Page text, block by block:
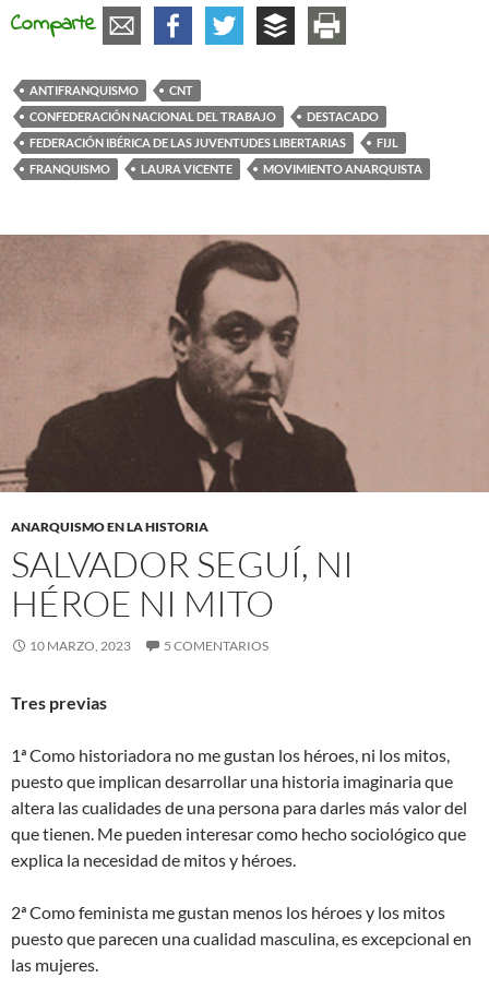
Comparte
ANTIFRANQUISMO
CNT
CONFEDERACIÓN NACIONAL DEL TRABAJO
DESTACADO
FEDERACIÓN IBÉRICA DE LAS JUVENTUDES LIBERTARIAS
FIJL
FRANQUISMO
LAURA VICENTE MOVIMIENTO ANARQUISTA
ANARQUISMO EN LA HISTORIA
SALVADOR SEGUÍ, NI
HÉROE NI MITO
10 MARZO, 2023 5 COMENTARIOS
Tres previas
1ª Como historiadora no me gustan los héroes, ni los mitos,
puesto que implican desarrollar una historia imaginaria que
altera las cualidades de una persona para darles más valor del
que tienen. Me pueden interesar como hecho sociológico que
explica la necesidad de mitos y héroes.
2ª Como feminista me gustan menos los héroes y los mitos
puesto que parecen una cualidad masculina, es excepcional en
las mujeres.